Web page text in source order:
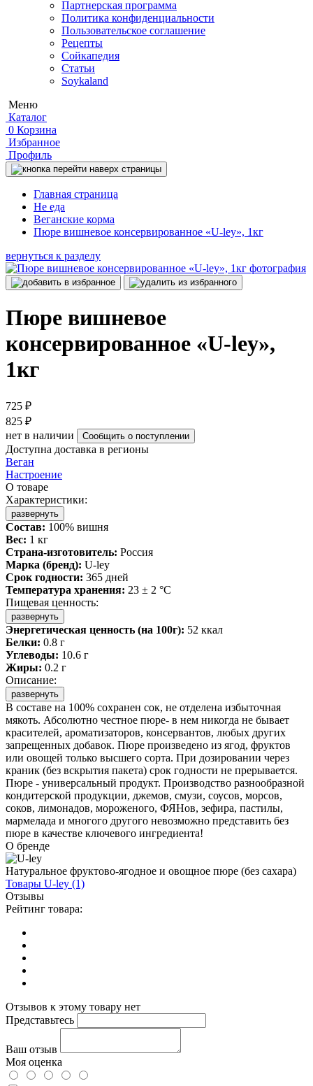
Партнерская программа
Политика конфиденциальности
Пользовательское соглашение
Рецепты
Сойкапедия
Статьи
Soykaland
Меню
Каталог
0 Корзина
Избранное
Профиль
Главная страница
Не еда
Веганские корма
Пюре вишневое консервированное «U-ley», 1кг
вернуться к разделу
Пюре вишневое
консервированное «U-ley»,
1кг
725 ₽
825 ₽
нет в наличии
Сообщить о поступлении
Доступна доставка в регионы
Веган
Настроение
О товаре
Характеристики:
развернуть
Состав: 100% вишня
Вес: 1 кг
Страна-изготовитель: Россия
Марка (бренд): U-ley
Срок годности: 365 дней
Температура хранения: 23 ± 2 °C
Пищевая ценность:
развернуть
Энергетическая ценность (на 100г): 52 ккал
Белки: 0.8 г
Углеводы: 10.6 г
Жиры: 0.2 г
Описание:
развернуть
В составе на 100% сохранен сок, не отделена избыточная
мякоть. Абсолютно честное пюре- в нем никогда не бывает
красителей, ароматизаторов, консервантов, любых других
запрещенных добавок. Пюре произведено из ягод, фруктов
или овощей только высшего сорта. При дозировании через
краник (без вскрытия пакета) срок годности не прерывается.
Пюре - универсальный продукт. Производство разнообразной
кондитерской продукции, джемов, смузи, соусов, морсов,
соков, лимонадов, мороженого, ФЯНов, зефира, пастилы,
мармелада и многого другого невозможно представить без
пюре в качестве ключевого ингредиента!
О бренде
Натуральное фруктово-ягодное и овощное пюре (без сахара)
Товары U-ley (1)
Отзывы
Рейтинг товара:
Отзывов к этому товару нет
Представьтесь
Ваш отзыв
Моя оценка